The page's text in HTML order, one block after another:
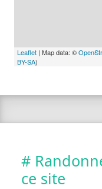
Leaflet | Map data: ©
BY-SA)
#
ce site